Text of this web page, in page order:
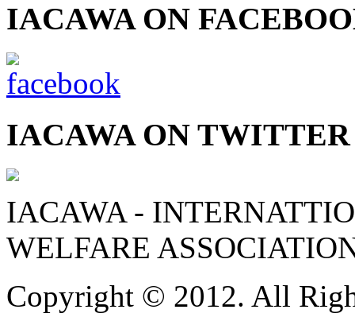
IACAWA ON
IACAWA ON TWITTER
IACAWA -
WELFARE
Copyright © 2012. All